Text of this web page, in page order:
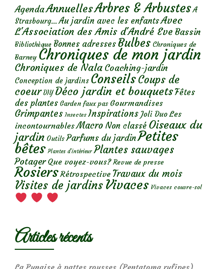
AgendaAnnuellesArbres & Arbustes A
Strasbourg... Au jardin avec les enfantsAvec
L'Association des Amis d'André Eve Bassin
Bibliothèque Bonnes adresses Bulbes Chroniques de
Barney Chroniques de mon jardin
Chroniques de Nala Coaching-jardin
Conception de jardins ConseilsCoups de
coeur DIY Déco jardin et bouquetsFêtes
des plantes Garden faux pas Gourmandises
Grimpantes Insectes Inspirations Joli Duo Les
incontournables Macro Non classé Oiseaux du
jardin Outils Parfums du jardinPetites
bêtes Plantes d’intérieur Plantes sauvages
Potager Que voyez-vous? Revue de presse
Rosiers Rétrospective Travaux du mois
Visites de jardins Vivaces Vivaces couvre-sol
Articles récents
La Punaise à pattes rousses (Pentatoma rufipes)